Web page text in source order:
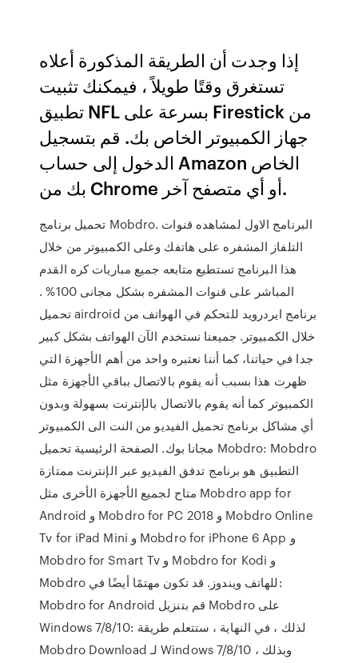
إذا وجدت أن الطريقة المذكورة أعلاه
تستغرق وقتًا طويلاً ، فيمكنك تثبيت
تطبيق NFL بسرعة على Firestick من
جهاز الكمبيوتر الخاص بك. قم بتسجيل
الدخول إلى حساب Amazon الخاص
بك من Chrome أو أي متصفح آخر.
تحميل برنامج Mobdro. البرنامج الاول لمشاهده قنوات
التلفاز المشفره على هاتفك وعلى الكمبيوتر من خلال
هذا البرنامج تستطيع متابعه جميع مباريات كره القدم
المباشر على قنوات المشفره بشكل مجانى 100% .
تحميل airdroid برنامج ايردرويد للتحكم في الهواتف من
خلال الكمبيوتر. جميعنا نستخدم الآن الهواتف بشكل كبير
جدا في حياتنا، كما أننا نعتبره واحد من أهم الأجهزة التي
ظهرت هذا بسبب أنه يقوم بالاتصال بباقي الأجهزة مثل
الكمبيوتر كما أنه يقوم بالاتصال بالإنترنت بسهولة وبدون
أي مشاكل برنامج تحميل الفيديو من النت الى الكمبيوتر
مجانا بوك. الصفحة الرئيسية تحميل Mobdro: Mobdro
التطبيق هو برنامج تدفق الفيديو عبر الإنترنت ممتازة
متاح لجميع الأجهزة الأخرى مثل Mobdro app for
Android و Mobdro for PC 2018 و Mobdro Online
Tv for iPad Mini و Mobdro for iPhone 6 App و
Mobdro for Smart Tv و Mobdro for Kodi و
Mobdro للهاتف ويندوز. قد تكون مهتمًا أيضًا في:
Mobdro for Android قم بتنزيل Mobdro على
Windows 7/8/10: لذلك ، في النهاية ، ستتعلم طريقة
Mobdro Download لـ Windows 7/8/10 ، وبذلك